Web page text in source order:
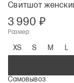
Свитшот
3 990 ₽
Размер:
XS S M L
Самовывоз